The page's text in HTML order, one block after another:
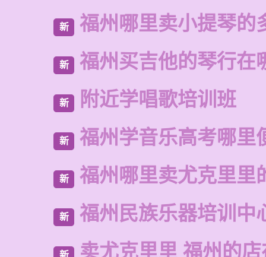
新 福州哪里卖小提琴的
新 福州买吉他的琴行在
新 附近学唱歌培训班
新 福州学音乐高考哪里
新 福州哪里卖尤克里里
新 福州民族乐器培训中
新 卖尤克里里 福州的